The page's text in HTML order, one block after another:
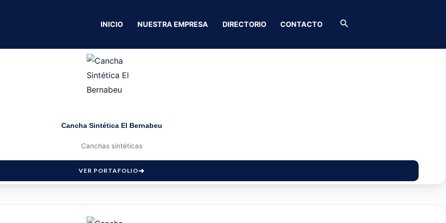
INICIO NUESTRA EMPRESA DIRECTORIO CONTACTO Buscar
Cancha Sintética El Bernabeu
Canchas sintéticas
VER PORTAFOLIO